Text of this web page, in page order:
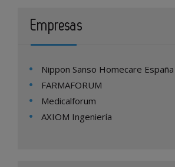
Empresas
Nippon Sanso Homecare España
FARMAFORUM
Medicalforum
AXIOM Ingeniería